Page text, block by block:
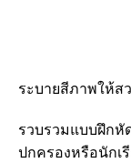
ระบายสีภาพให้ส
รวบรวมแบบฝึก
ปกครองหรือนักเ